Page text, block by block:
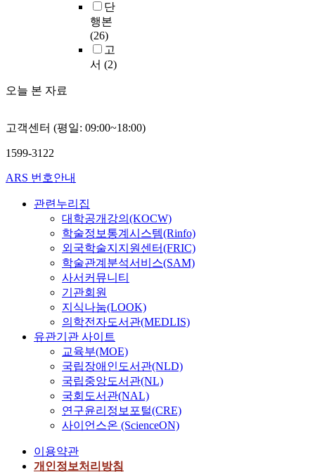
단
행본
(26)
고
서 (2)
오늘 본 자료
고객센터 (평일: 09:00~18:00)
1599-3122
ARS 번호안내
관련누리집
대학공개강의(KOCW)
학술정보통계시스템(Rinfo)
외국학술지지원센터(FRIC)
학술관계분석서비스(SAM)
사서커뮤니티
기관회원
지식나눔(LOOK)
의학전자도서관(MEDLIS)
유관기관 사이트
교육부(MOE)
국립장애인도서관(NLD)
국립중앙도서관(NL)
국회도서관(NAL)
연구윤리정보포털(CRE)
사이언스온 (ScienceON)
이용약관
개인정보처리방침